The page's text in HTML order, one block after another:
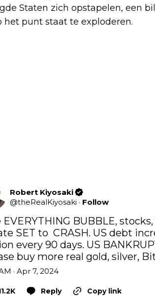
Staten zich opstapelen, een
punt staat te exploderen.
Robert Kiyosaki
@theRealKiyosaki · Follow
EVERYTHING BUBBLE,
SET to  CRASH. US debt
every 90 days. US
buy more real gold, silver,
· Apr 7, 2024
Reply
Copy link